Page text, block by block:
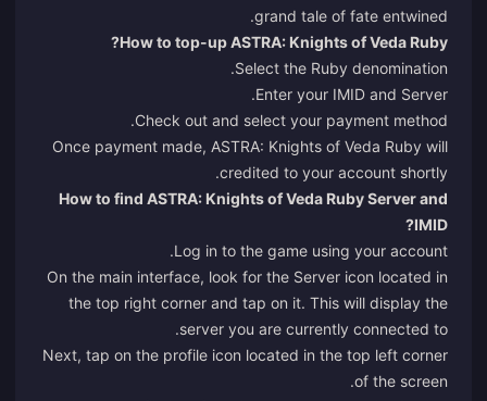
grand tale of fate entwined.
How to top-up ASTRA: Knights of Veda Ruby?
Select the Ruby denomination.
Enter your IMID and Server.
Check out and select your payment method.
Once payment made, ASTRA: Knights of Veda Ruby will
credited to your account shortly.
How to find ASTRA: Knights of Veda Ruby Server and
IMID?
Log in to the game using your account.
On the main interface, look for the Server icon located in
the top right corner and tap on it. This will display the
server you are currently connected to.
Next, tap on the profile icon located in the top left corner
of the screen.